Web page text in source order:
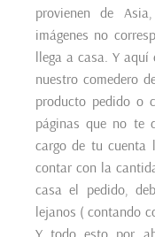
provienen de
imágenes no
llega a casa. Y aquí
nuestro comedero
producto pedido o
páginas que no te
cargo de tu cuenta
contar con la
casa el pedido,
lejanos ( contando
Y todo esto por